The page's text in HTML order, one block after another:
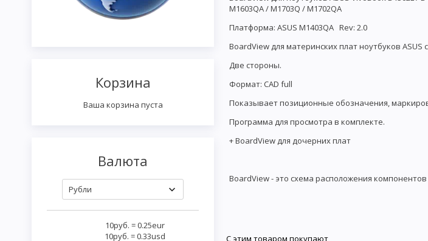
Корзина
Ваша корзина пуста
Валюта
10руб. =0.25eur
10руб. =0.33usd
M1603QA / M1703Q / M1702QA
Платформа: ASUS M1403QA Rev: 2.0
BoardView для материнских плат ноутбуков ASUS
Две стороны.
Формат: CAD full
Показывает позиционные обозначения,
Программа для просмотра в комплекте.
+ BoardView для дочерних плат
BoardView - это схема расположения
С этим товаром покупают